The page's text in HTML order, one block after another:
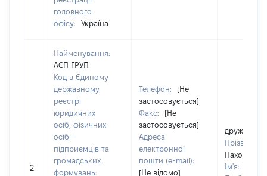
головного
офісу:
Україна
2
Найменування:
АСП ГРУП
Код в Єдиному
державному
реєстрі
юридичних
осіб, фізичних
осіб –
підприємців та
громадських
формувань:
Телефон:
[Не
застосовується]
Факс:
[Не
застосовується]
Адреса
електронної
пошти (e-mail):
[Не відомо]
дружина
Прізвище:
Пахольчук
Ім'я: